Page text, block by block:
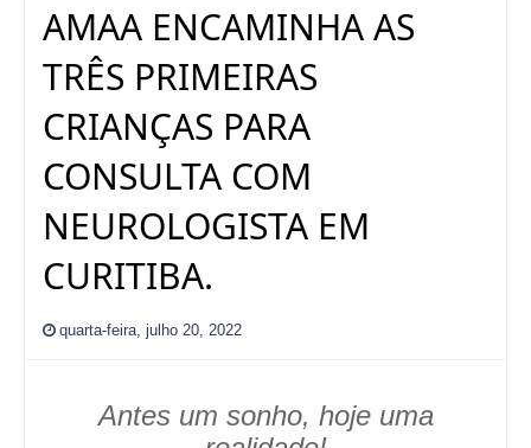
AMAA ENCAMINHA AS
TRÊS PRIMEIRAS
CRIANÇAS PARA
CONSULTA COM
NEUROLOGISTA EM
CURITIBA.
quarta-feira, julho 20, 2022
Antes um sonho, hoje uma